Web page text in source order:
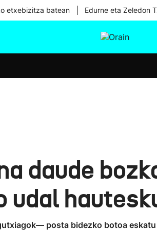
etxebizitza batean Edurne eta Zeledon
daude
udal
posta bidezko botoa